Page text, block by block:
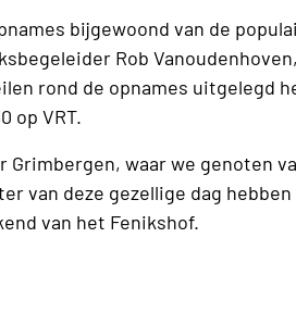
bijgewoond van de
Rob
rond de opnames uitgelegd
op VRT.
Grimbergen, waar we genoten
van deze gezellige dag
van het Fenikshof.